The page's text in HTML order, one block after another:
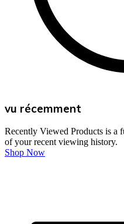
vu récemment
Recently Viewed Products is a
of your recent viewing history.
Shop Now